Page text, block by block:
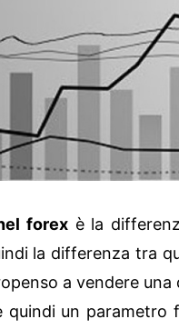
forexè la
la differenza tra
a vendere
quindi un parametro